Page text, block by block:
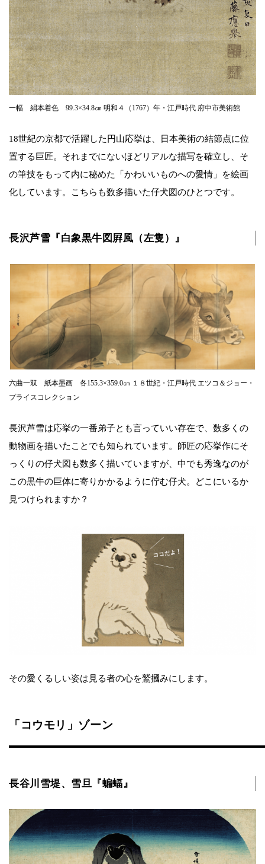
一幅 絹本着色 99.3×34.8㎝ 明和４（1767）年・江戸時代 府中市美術館
18世紀の京都で活躍した円山応挙は、日本美術の結節点に位
置する巨匠。それまでにないほどリアルな描写を確立し、そ
の筆技をもって内に秘めた「かわいいものへの愛情」を絵画
化しています。こちらも数多描いた仔犬図のひとつです。
長沢芦雪『白象黒牛図屛風（左隻）』
六曲一双 紙本墨画 各155.3×359.0㎝ １８世紀・江戸時代 エツコ＆ジョー・
プライスコレクション
長沢芦雪は応挙の一番弟子とも言っていい存在で、数多くの
動物画を描いたことでも知られています。師匠の応挙作にそ
っくりの仔犬図も数多く描いていますが、中でも秀逸なのが
この黒牛の巨体に寄りかかるように佇む仔犬。どこにいるか
見つけられますか？
その愛くるしい姿は見る者の心を鷲摑みにします。
「コウモリ」ゾーン
長谷川雪堤、雪旦『蝙蝠』